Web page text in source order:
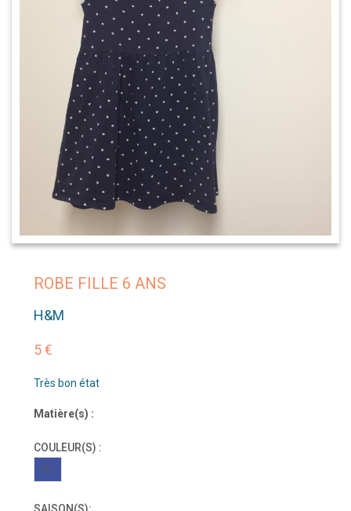
ROBE FILLE 6 ANS
H&M
5 €
Très bon état
Matière(s) :
COULEUR(S) :
BL